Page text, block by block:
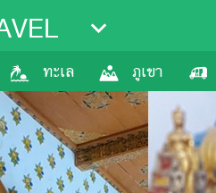
ทะเล ภูเขา